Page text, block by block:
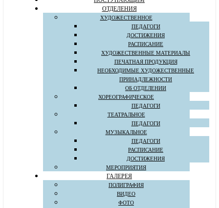
ОТДЕЛЕНИЯ
ХУДОЖЕСТВЕННОЕ
ПЕДАГОГИ
ДОСТИЖЕНИЯ
РАСПИСАНИЕ
ХУДОЖЕСТВЕННЫЕ МАТЕРИАЛЫ
ПЕЧАТНАЯ ПРОДУКЦИЯ
НЕОБХОДИМЫЕ ХУДОЖЕСТВЕННЫЕ
ПРИНАДЛЕЖНОСТИ
ОБ ОТДЕЛЕНИИ
ХОРЕОГРАФИЧЕСКОЕ
ПЕДАГОГИ
ТЕАТРАЛЬНОЕ
ПЕДАГОГИ
МУЗЫКАЛЬНОЕ
ПЕДАГОГИ
РАСПИСАНИЕ
ДОСТИЖЕНИЯ
МЕРОПРИЯТИЯ
ГАЛЕРЕЯ
ПОЛИГРАФИЯ
ВИДЕО
ФОТО